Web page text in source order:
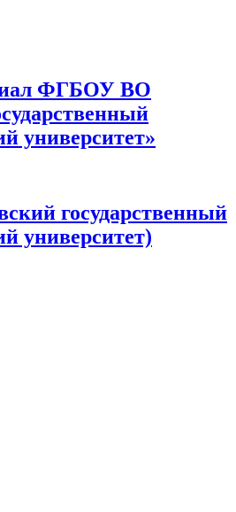
ФГБОУ ВО
университет»
государственный
университет)